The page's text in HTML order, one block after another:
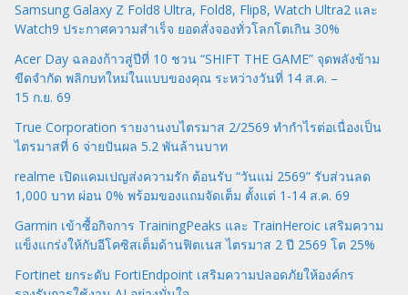
Samsung Galaxy Z Fold8 Ultra, Fold8, Flip8, Watch Ultra2 และ
Watch9 ประกาศความสำเร็จ ยอดสั่งจองทั่วโลกโตเกิน 30%
Acer Day ฉลองก้าวสู่ปีที่ 10 ชวน “SHIFT THE GAME” จุดพลังข้าม
ขีดจำกัด พลิกบทใหม่ในแบบของคุณ ระหว่างวันที่ 14 ส.ค. –
15 ก.ย. 69
True Corporation รายงานงบไตรมาส 2/2569 ทำกำไรต่อเนื่องเป็น
ไตรมาสที่ 6 จ่ายปันผล 5.2 พันล้านบาท
realme เปิดแคมเปญส่งความรัก ต้อนรับ “วันแม่ 2569” รับส่วนลด
1,000 บาท ผ่อน 0% พร้อมของแถมจัดเต็ม ตั้งแต่ 1-14 ส.ค. 69
Garmin เข้าซื้อกิจการ TrainingPeaks และ TrainHeroic เสริมความ
แข็งแกร่งให้กับอีโคซิสเต็มด้านฟิตเนส ไตรมาส 2 ปี 2569 โต 25%
Fortinet ยกระดับ FortiEndpoint เสริมความปลอดภัยให้องค์กร